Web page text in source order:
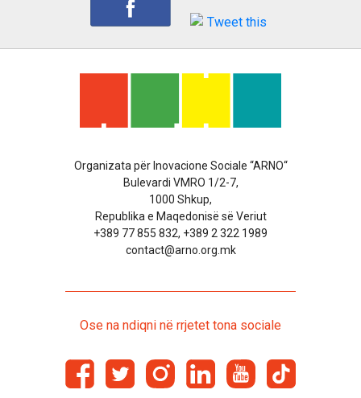
Organizata për Inovacione Sociale “ARNO“
Bulevardi VMRO 1/2-7,
1000 Shkup,
Republika e Maqedonisë së Veriut
+389 77 855 832, +389 2 322 1989
contact@arno.org.mk
Ose na ndiqni në rrjetet tona sociale